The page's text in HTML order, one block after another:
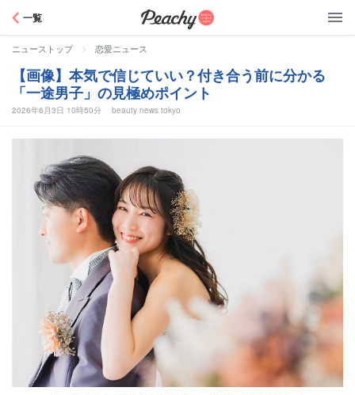
一覧
ニューストップ > 恋愛ニュース
【画像】本気で信じていい？付き合う前に分かる
「一途男子」の見極めポイント
2026年6月3日 10時50分 beauty news tokyo